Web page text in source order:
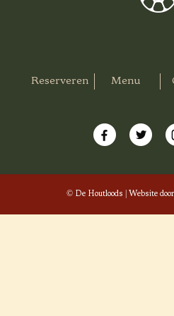
Reserveren Menu
© De Houtloods | Website door